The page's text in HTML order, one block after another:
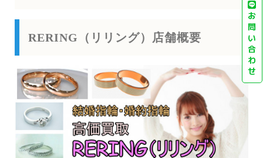
RERING（リリング）店舗概要
お
問
い
合
わ
せ